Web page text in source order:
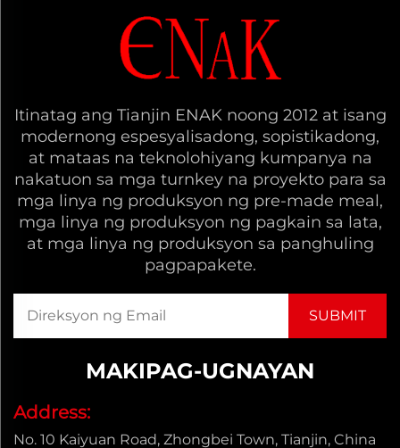
Itinatag ang Tianjin ENAK noong 2012 at isang
modernong espesyalisadong, sopistikadong,
at mataas na teknolohiyang kumpanya na
nakatuon sa mga turnkey na proyekto para sa
mga linya ng produksyon ng pre-made meal,
mga linya ng produksyon ng pagkain sa lata,
at mga linya ng produksyon sa panghuling
pagpapakete.
MAKIPAG-UGNAYAN
Address:
No. 10 Kaiyuan Road, Zhongbei Town, Tianjin, China